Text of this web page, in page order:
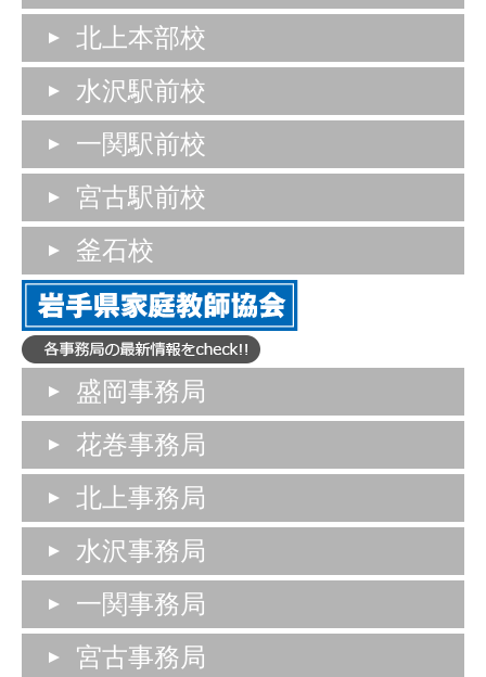
北上本部校
水沢駅前校
一関駅前校
宮古駅前校
釜石校
盛岡事務局
花巻事務局
北上事務局
水沢事務局
一関事務局
宮古事務局